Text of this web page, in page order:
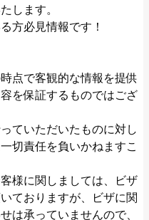
します。
方必見情報です！
点で客観的な情報を提供
を保証するものではござ
ていただいたものに対し
切責任を負いかねますこ
様に関しましては、ビザ
ておりますが、ビザに関
は承っていませんので、